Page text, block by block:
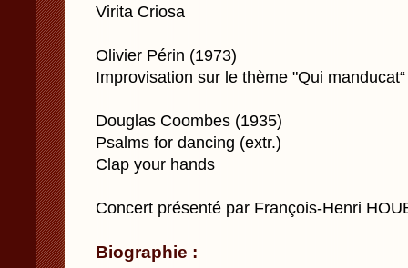
Virita Criosa
Olivier Périn (1973)
Improvisation sur le thème "Qui manducat“
Douglas Coombes (1935)
Psalms for dancing (extr.)
Clap your hands
Concert présenté par François-Henri
Biographie :